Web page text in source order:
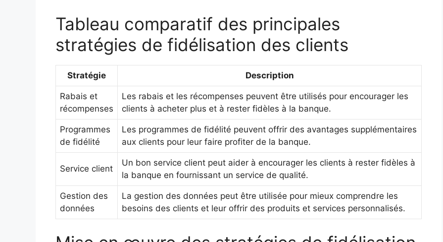
Tableau comparatif des principales
stratégies de fidélisation des clients
Stratégie Description
Rabais et
récompenses
Les rabais et les récompenses peuvent être utilisés pour encourager les
clients à acheter plus et à rester fidèles à la banque.
Programmes
de fidélité
Les programmes de fidélité peuvent offrir des avantages supplémentaires
aux clients pour leur faire profiter de la banque.
Service client
Un bon service client peut aider à encourager les clients à rester fidèles à
la banque en fournissant un service de qualité.
Gestion des
données
La gestion des données peut être utilisée pour mieux comprendre les
besoins des clients et leur offrir des produits et services personnalisés.